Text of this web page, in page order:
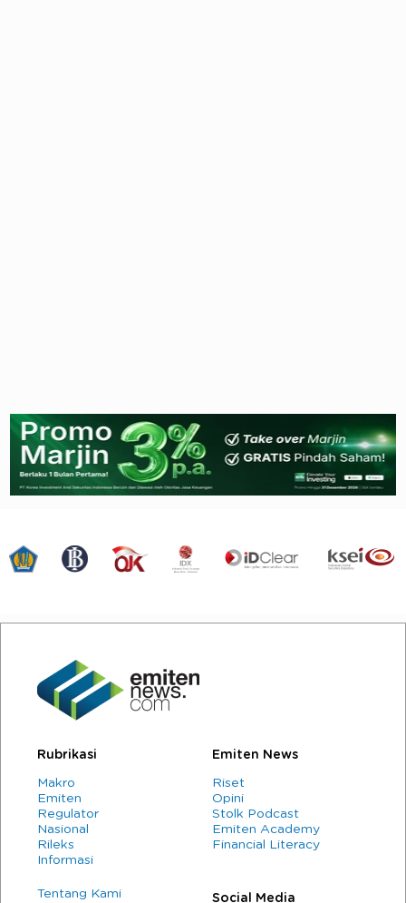
Rubrikasi
Makro
Emiten
Regulator
Nasional
Rileks
Informasi
Emiten News
Riset
Opini
Stolk Podcast
Emiten Academy
Financial Literacy
Tentang Kami Social Media